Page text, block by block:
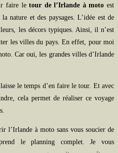
faire letour de l’Irlande à moto est
nature et des paysages. L’idée est de
les décors typiques. Ainsi, il n’est
les villes du pays. En effet, pour moi
Car oui, les grandes villes d’Irlande
le temps d’en faire le tour. Et avec
cela permet de réaliser ce voyage
l’Irlande à moto sans vous soucier de
le planning complet. Je vous